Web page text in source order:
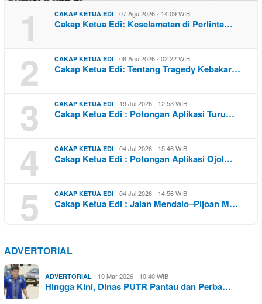
1 CAKAP KETUA EDI 07 Agu 2026 - 14:09 WIB
Cakap Ketua Edi: Keselamatan di Perlinta…
2 CAKAP KETUA EDI 06 Agu 2026 - 02:22 WIB
Cakap Ketua Edi: Tentang Tragedy Kebakar…
3 CAKAP KETUA EDI 19 Jul 2026 - 12:53 WIB
Cakap Ketua Edi : Potongan Aplikasi Turu…
4 CAKAP KETUA EDI 04 Jul 2026 - 15:46 WIB
Cakap Ketua Edi : Potongan Aplikasi Ojol…
5 CAKAP KETUA EDI 04 Jul 2026 - 14:56 WIB
Cakap Ketua Edi : Jalan Mendalo–Pijoan M…
ADVERTORIAL
ADVERTORIAL 10 Mar 2026 - 10:40 WIB
Hingga Kini, Dinas PUTR Pantau dan Perba…